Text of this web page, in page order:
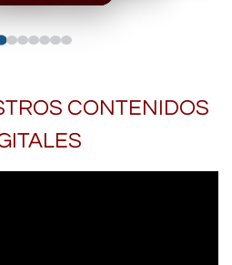
CONTENIDOS